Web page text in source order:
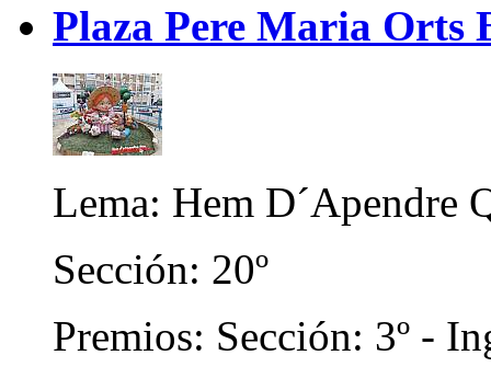
Plaza Pere Maria Orts
Lema: Hem D´Apendre
Sección: 20º
Premios: Sección: 3º -